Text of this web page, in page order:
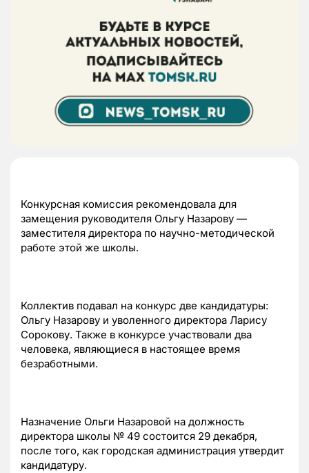
Конкурсная комиссия рекомендовала для
замещения руководителя Ольгу Назарову —
заместителя директора по научно-методической
работе этой же школы.
Коллектив подавал на конкурс две кандидатуры:
Ольгу Назарову и уволенного директора Ларису
Сорокову. Также в конкурсе участвовали два
человека, являющиеся в настоящее время
безработными.
Назначение Ольги Назаровой на должность
директора школы № 49 состоится 29 декабря,
после того, как городская администрация утвердит
кандидатуру.